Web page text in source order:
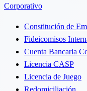
Corporativo
Constitución de
Fideicomisos
Cuenta Bancaria
Licencia CASP
Licencia de Juego
Redomiciliación